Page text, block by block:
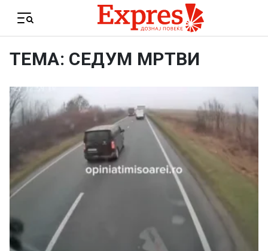
Menu
ТЕМА: СЕДУМ МРТВИ